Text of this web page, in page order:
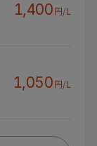
1,400円/L
1,050円/L